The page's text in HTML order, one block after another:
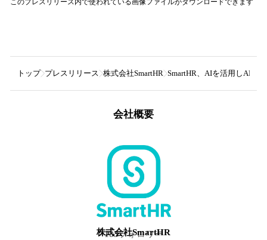
トップ プレスリリース 株式会社SmartHR SmartHR、AIを活用しAPI
会社概要
株式会社SmartHR
183フォロワー